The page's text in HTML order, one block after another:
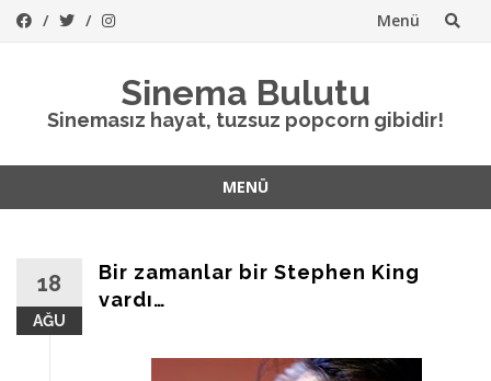
Menü
Sinema Bulutu
Sinemasız hayat, tuzsuz popcorn gibidir!
MENÜ
18
AĞU
Bir zamanlar bir Stephen King
vardı…